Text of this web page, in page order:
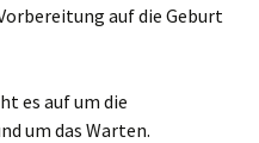
auf die Geburt
es auf um die
um das Warten.